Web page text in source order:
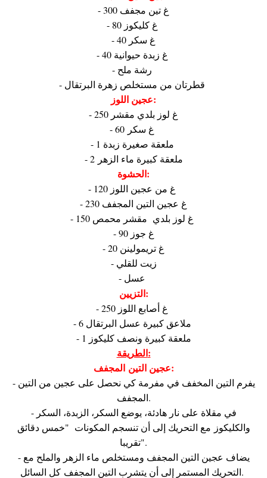
- 300 غ تين مجفف
- 40 غ سكر
عجين اللوز:
- 250 غ لوز بلدي مقشر
- 2 ملعقة كبيرة ماء الزهر
الحشوة:
- 230 غ عجين التين المجفف
- 90 غ جوز
- 20 غ تريمولينن
- زيت للقلي
التزيين:
- 1 ملعقة كبيرة ونصف كليكوز
الطريقة:
عجين التين المجفف:
- يفرم التين المخفف في مفرمة كي نحصل على عجين من التين
المجفف.
- في مقلاة على نار هادئة، يوضع السكر، الزبدة، السكر
والكليكوز مع التحريك إلى أن تنسجم المكونات "خمس دقائق
تقريبا".
- يضاف عجين التين المجفف ومستخلص ماء الزهر والملح مع
التحريك المستمر إلى أن يتشرب التين المجفف كل السائل.